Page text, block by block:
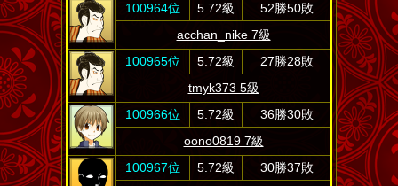
100964位
5.72級
52勝50敗
acchan_nike 7級
100965位
5.72級
27勝28敗
tmyk373 5級
100966位
5.72級
36勝30敗
oono0819 7級
100967位
5.72級
30勝37敗